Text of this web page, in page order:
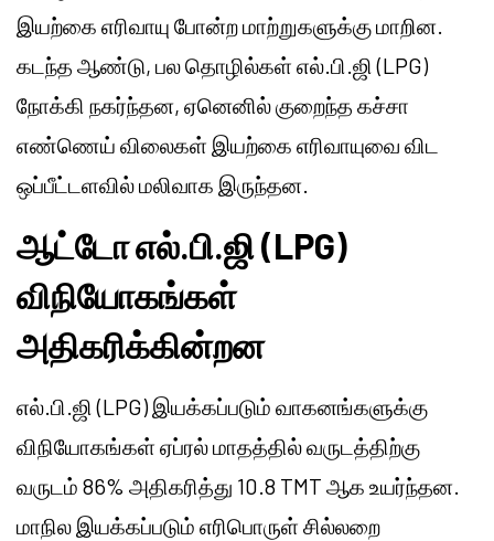
இயற்கை எரிவாயு போன்ற மாற்றுகளுக்கு மாறின.
கடந்த ஆண்டு, பல தொழில்கள் எல்.பி.ஜி (LPG)
நோக்கி நகர்ந்தன, ஏனெனில் குறைந்த கச்சா
எண்ணெய் விலைகள் இயற்கை எரிவாயுவை விட
ஒப்பீட்டளவில் மலிவாக இருந்தன.
ஆட்டோ எல்.பி.ஜி (LPG)
விநியோகங்கள்
அதிகரிக்கின்றன
எல்.பி.ஜி (LPG) இயக்கப்படும் வாகனங்களுக்கு
விநியோகங்கள் ஏப்ரல் மாதத்தில் வருடத்திற்கு
வருடம் 86% அதிகரித்து 10.8 TMT ஆக உயர்ந்தன.
மாநில இயக்கப்படும் எரிபொருள் சில்லறை